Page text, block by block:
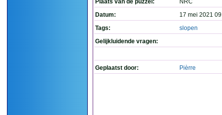
Plaats van de puzzel:
NRC
Datum:
17 mei 2021
Tags:
slopen
Gelijkluidende vragen:
Geplaatst door: Pièrre